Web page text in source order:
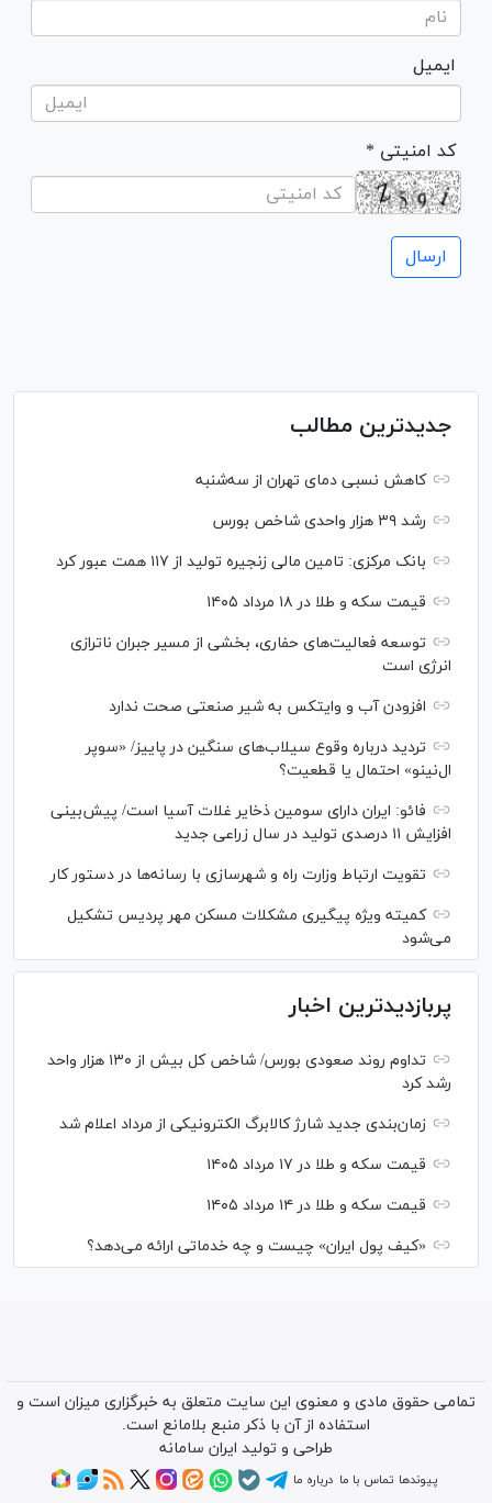
ایمیل
* کد امنیتی
جدیدترین مطالب
کاهش نسبی دمای تهران از سه‌شنبه
رشد ۳۹ هزار واحدی شاخص بورس
بانک مرکزی: تامین مالی زنجیره تولید از ۱۱۷ همت عبور کرد
قیمت سکه و طلا در ۱۸ مرداد ۱۴۰۵
توسعه فعالیت‌های حفاری، بخشی از مسیر جبران ناترازی
انرژی است
افزودن آب و وایتکس به شیر صنعتی صحت ندارد
تردید درباره وقوع سیلاب‌های سنگین در پاییز/ «سوپر
ال‌نینو» احتمال یا قطعیت؟
فائو: ایران دارای سومین ذخایر غلات آسیا است/ پیش‌بینی
افزایش ۱۱ درصدی تولید در سال زراعی جدید
تقویت ارتباط وزارت راه و شهرسازی با رسانه‌ها در دستور کار
کمیته ویژه پیگیری مشکلات مسکن مهر پردیس تشکیل
می‌شود
پربازدیدترین اخبار
تداوم روند صعودی بورس/ شاخص کل بیش از ۱۳۰ هزار واحد
رشد کرد
زمان‌بندی جدید شارژ کالابرگ الکترونیکی از مرداد اعلام شد
قیمت سکه و طلا در ۱۷ مرداد ۱۴۰۵
قیمت سکه و طلا در ۱۴ مرداد ۱۴۰۵
«کیف پول ایران» چیست و چه خدماتی ارائه می‌دهد؟
تمامی حقوق مادی و معنوی این سایت متعلق به خبرگزاری میزان است و
استفاده از آن با ذکر منبع بلامانع است.
طراحی و تولید ایران سامانه
پیوندها تماس با ما درباره ما